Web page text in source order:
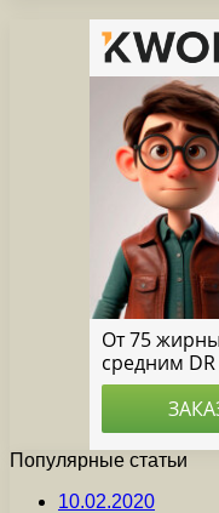
Популярные статьи
10.02.2020